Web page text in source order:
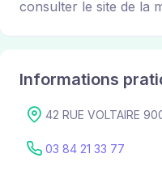
consulter le site de la
Informations
42 RUE VOLTAIRE
03 84 21 33 77